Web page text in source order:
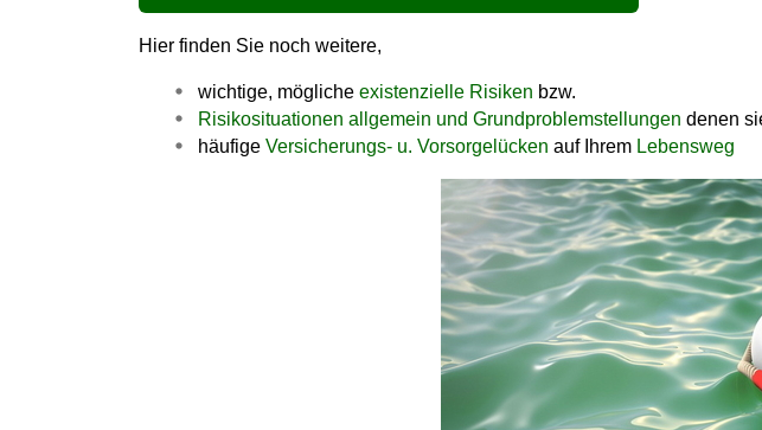
Hier finden Sie noch weitere,
wichtige, mögliche existenzielle Risiken bzw.
Risikosituationen allgemein und Grundproblemstellungen denen
häufige Versicherungs- u. Vorsorgelücken auf Ihrem Lebensweg